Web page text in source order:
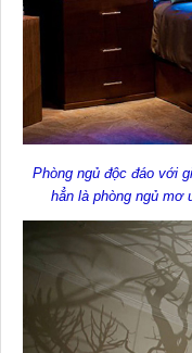
Phòng ngủ độc đáo với
hẳn là phòng ngủ mơ